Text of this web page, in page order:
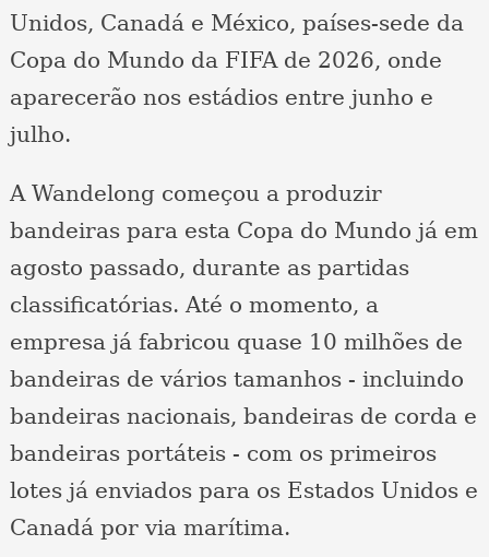
Unidos, Canadá e México, países-sede da
Copa do Mundo da FIFA de 2026, onde
aparecerão nos estádios entre junho e
julho.
A Wandelong começou a produzir
bandeiras para esta Copa do Mundo já em
agosto passado, durante as partidas
classificatórias. Até o momento, a
empresa já fabricou quase 10 milhões de
bandeiras de vários tamanhos - incluindo
bandeiras nacionais, bandeiras de corda e
bandeiras portáteis - com os primeiros
lotes já enviados para os Estados Unidos e
Canadá por via marítima.